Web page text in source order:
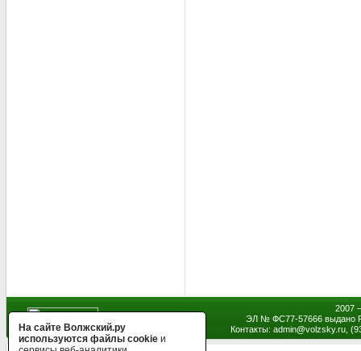
2007
ЭЛ № ФС77-57666 выдано
Контакты: admin@volzsky.ru,
На сайте Волжский.ру
используются файлы cookie и